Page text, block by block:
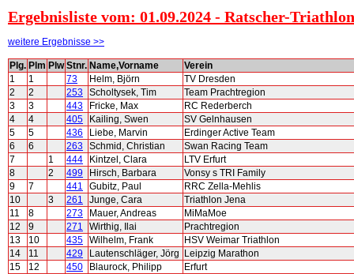
Ergebnisliste vom: 01.09.2024 - Ratscher-
weitere Ergebnisse >>
Plg. Plm Plw Stnr. Name,Vorname
Verein
1
1 73 Helm, Björn
TV Dresden
2
2 253 Scholtysek, Tim
Team Prachtregion
3
3 443 Fricke, Max
RC Rederberch
4
4 405 Kailing, Swen
SV Gelnhausen
5
5 436 Liebe, Marvin
Erdinger Active Team
6
6 263 Schmid, Christian
Swan Racing Team
7
1 444 Kintzel, Clara
LTV Erfurt
8
2 499 Hirsch, Barbara
Vonsy s TRI Family
9
7 441 Gubitz, Paul
RRC Zella-Mehlis
10
3 261 Junge, Cara
Triathlon Jena
11
8 273 Mauer, Andreas
MiMaMoe
12
9 271 Wirthig, Ilai
Prachtregion
13
10 435 Wilhelm, Frank
HSV Weimar Triathlon
14
11 429 Lautenschläger, Jörg
Leipzig Marathon
15
12 450 Blaurock, Philipp
Erfurt